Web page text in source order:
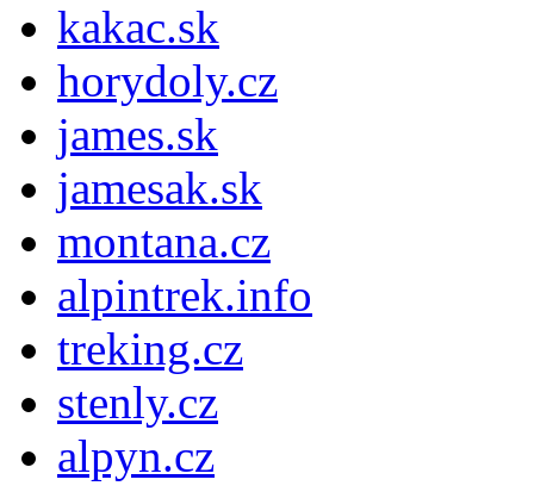
kakac.sk
horydoly.cz
james.sk
jamesak.sk
montana.cz
alpintrek.info
treking.cz
stenly.cz
alpyn.cz